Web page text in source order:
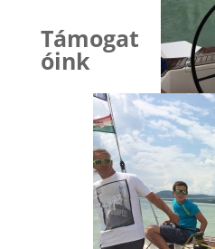
Támogat
óink